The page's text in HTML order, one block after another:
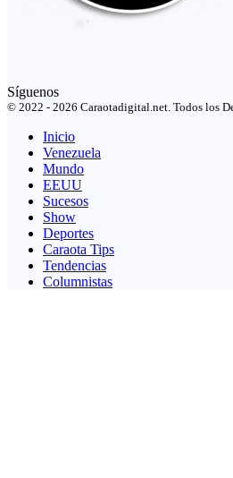
Síguenos
© 2022 - 2026 Caraotadigital.net. Todos los
Inicio
Venezuela
Mundo
EEUU
Sucesos
Show
Deportes
Caraota Tips
Tendencias
Columnistas